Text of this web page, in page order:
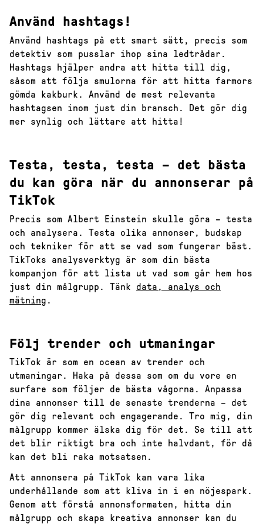
Använd hashtags!
Använd hashtags på ett smart sätt, precis som
detektiv som pusslar ihop sina ledtrådar.
Hashtags hjälper andra att hitta till dig,
såsom att följa smulorna för att hitta farmors
gömda kakburk. Använd de mest relevanta
hashtagsen inom just din bransch. Det gör dig
mer synlig och lättare att hitta!
Testa, testa, testa – det bästa
du kan göra när du annonserar på
TikTok
Precis som Albert Einstein skulle göra – testa
och analysera. Testa olika annonser, budskap
och tekniker för att se vad som fungerar bäst.
TikToks analysverktyg är som din bästa
kompanjon för att lista ut vad som går hem hos
just din målgrupp. Tänk data, analys och
mätning .
Följ trender och utmaningar
TikTok är som en ocean av trender och
utmaningar. Haka på dessa som om du vore en
surfare som följer de bästa vågorna. Anpassa
dina annonser till de senaste trenderna – det
gör dig relevant och engagerande. Tro mig, din
målgrupp kommer älska dig för det. Se till att
det blir riktigt bra och inte halvdant, för då
kan det bli raka motsatsen.
Att annonsera på TikTok kan vara lika
underhållande som att kliva in i en nöjespark.
Genom att förstå annonsformaten, hitta din
målgrupp och skapa kreativa annonser kan du